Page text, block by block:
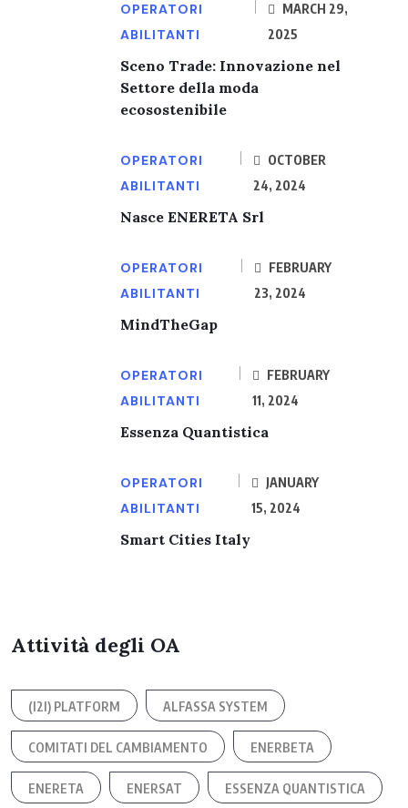
OPERATORI
ABILITANTI
MARCH 29,
2025
Sceno Trade: Innovazione nel
Settore della moda
ecosostenibile
OPERATORI
ABILITANTI
OCTOBER
24, 2024
Nasce ENERETA Srl
OPERATORI
ABILITANTI
FEBRUARY
23, 2024
MindTheGap
OPERATORI
ABILITANTI
FEBRUARY
11, 2024
Essenza Quantistica
OPERATORI
ABILITANTI
JANUARY
15, 2024
Smart Cities Italy
Attività degli OA
(I2I) PLATFORM ALFASSA SYSTEM
COMITATI DEL CAMBIAMENTO ENERBETA
ENERETA ENERSAT ESSENZA QUANTISTICA